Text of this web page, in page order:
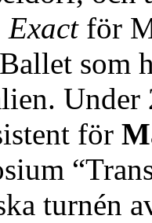
Exact för
som
Under
för
turnén